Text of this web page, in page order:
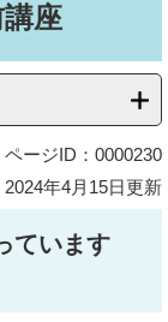
座
ページID：0000230
年4月15日更新
ています